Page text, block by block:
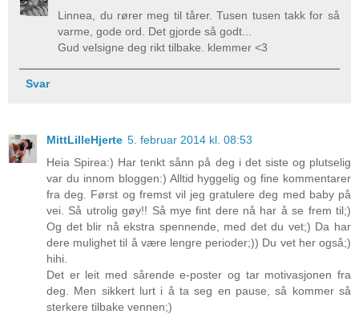
Linnea, du rører meg til tårer. Tusen tusen takk for så
varme, gode ord. Det gjorde så godt...
Gud velsigne deg rikt tilbake. klemmer <3
Svar
MittLilleHjerte 5. februar 2014 kl. 08:53
Heia Spirea:) Har tenkt sånn på deg i det siste og plutselig
var du innom bloggen:) Alltid hyggelig og fine kommentarer
fra deg. Først og fremst vil jeg gratulere deg med baby på
vei. Så utrolig gøy!! Så mye fint dere nå har å se frem til;)
Og det blir nå ekstra spennende, med det du vet;) Da har
dere mulighet til å være lengre perioder;)) Du vet her også;)
hihi.
Det er leit med sårende e-poster og tar motivasjonen fra
deg. Men sikkert lurt i å ta seg en pause, så kommer så
sterkere tilbake vennen;)